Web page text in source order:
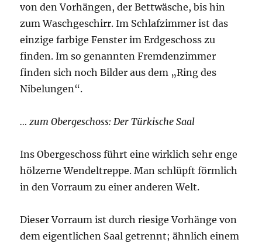
von den Vorhängen, der Bettwäsche, bis hin
zum Waschgeschirr. Im Schlafzimmer ist das
einzige farbige Fenster im Erdgeschoss zu
finden. Im so genannten Fremdenzimmer
finden sich noch Bilder aus dem „Ring des
Nibelungen“.
… zum Obergeschoss: Der Türkische Saal
Ins Obergeschoss führt eine wirklich sehr enge
hölzerne Wendeltreppe. Man schlüpft förmlich
in den Vorraum zu einer anderen Welt.
Dieser Vorraum ist durch riesige Vorhänge von
dem eigentlichen Saal getrennt; ähnlich einem